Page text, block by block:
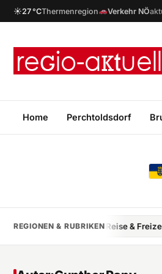
☀27 °CThermenregion Verkehr NÖ
Home Perchtoldsdorf
REGIONEN & RUBRIKEN
Reise & Freizeit Aktuell